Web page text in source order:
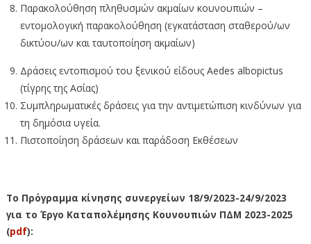
Παρακολούθηση πληθυσμών ακμαίων κουνουπιών –
εντομολογική παρακολούθηση (εγκατάσταση σταθερού/ων
δικτύου/ων και ταυτοποίηση ακμαίων)
Δράσεις εντοπισμού του ξενικού είδους Aedes albopictus
(τίγρης της Ασίας)
Συμπληρωματικές δράσεις για την αντιμετώπιση κινδύνων για
τη δημόσια υγεία.
Πιστοποίηση δράσεων και παράδοση Εκθέσεων
Το Πρόγραμμα κίνησης συνεργείων 18/9/2023-24/9/2023
για το Έργο Καταπολέμησης Κουνουπιών ΠΔΜ 2023-2025
(pdf):